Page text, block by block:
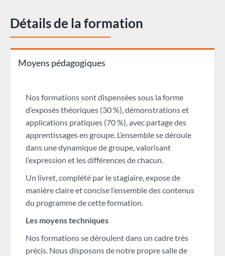
Détails de la formation
Moyens pédagogiques
Nos formations sont dispensées sous la forme
d’exposés théoriques (30 %), démonstrations et
applications pratiques (70 %), avec partage des
apprentissages en groupe. L’ensemble se déroule
dans une dynamique de groupe, valorisant
l’expression et les différences de chacun.
Un livret, complété par le stagiaire, expose de
manière claire et concise l’ensemble des contenus
du programme de cette formation.
Les moyens techniques
Nos formations se déroulent dans un cadre très
précis. Nous disposons de notre propre salle de